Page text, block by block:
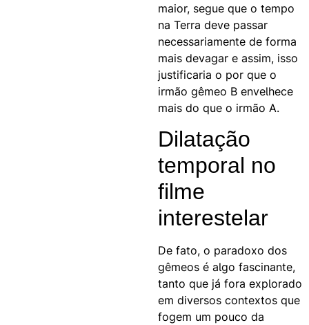
maior, segue que o tempo
na Terra deve passar
necessariamente de forma
mais devagar e assim, isso
justificaria o por que o
irmão gêmeo B envelhece
mais do que o irmão A.
Dilatação
temporal no
filme
interestelar
De fato, o paradoxo dos
gêmeos é algo fascinante,
tanto que já fora explorado
em diversos contextos que
fogem um pouco da